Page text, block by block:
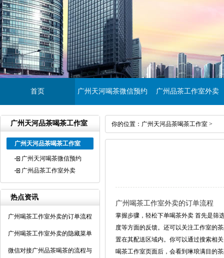
首页 广州天河喝茶微信预约 广州品茶工作室外卖
广州天河品茶喝茶工作室
广州天河品茶喝茶工作室
广州天河喝茶微信预约
广州品茶工作室外卖
热点资讯
广州喝茶工作室外卖的订单流程
广州喝茶工作室外卖的隐藏菜单
微信对接广州品茶喝茶的流程与
你的位置： 广州天河品茶喝茶工作室 >
广州喝茶工作室外卖的订单流程
掌握步骤，轻松下单喝茶外卖 首先是筛
度等方面的反馈。还可以关注工作室的
置在其配送区域内。你可以通过搜索相
喝茶工作室页面后，会看到琳琅满目的